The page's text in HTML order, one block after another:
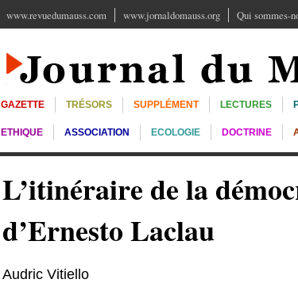
www.revuedumauss.com www.jornaldomauss.org Qui sommes-
GAZETTE TRÉSORS SUPPLÉMENT LECTURES
ETHIQUE ASSOCIATION ECOLOGIE DOCTRINE
L’itinéraire de la
d’Ernesto Laclau
Audric Vitiello